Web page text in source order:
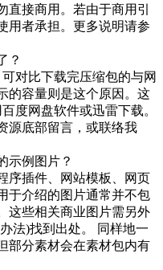
接商用。若由于商用引
用者承担。更多说明请参
？
对比下载完压缩包的与网
的容量则是这个原因。这
度网盘软件或迅雷下载。
源底部留言，或联络我
示例图片？
序插件、网站模板、网页
于介绍的图片通常并不包
这些相关商业图片需另外
法)找到出处。 同样地一
部分素材会在素材包内有